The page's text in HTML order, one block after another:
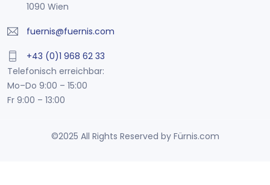
1090 Wien
fuernis@fuernis.com
+43 (0)1 968 62 33
Telefonisch erreichbar:
Mo–Do 9:00 – 15:00
Fr 9:00 – 13:00
©2025 All Rights Reserved by Fürnis.com